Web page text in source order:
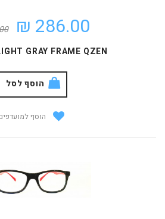
286.00 ₪
₪
GRAY FRAME QZEN
הוסף לסל
הוסף למועדפים